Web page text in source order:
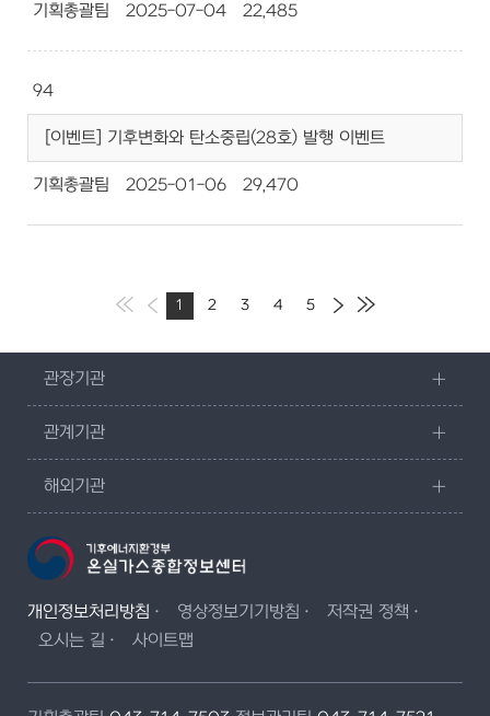
기획총괄팀 2025-07-04 22,485
94
[이벤트] 기후변화와 탄소중립(28호) 발행 이벤트
기획총괄팀 2025-01-06 29,470
1 2 3 4 5
관장기관
관계기관
해외기관
개인정보처리방침 영상정보기기방침
저작권 정책
오시는 길
사이트맵